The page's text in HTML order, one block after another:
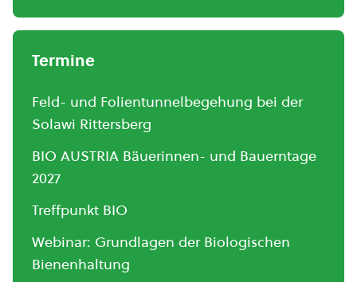
Termine
Feld- und Folientunnelbegehung bei der
Solawi Rittersberg
BIO AUSTRIA Bäuerinnen- und Bauerntage
2027
Treffpunkt BIO
Webinar: Grundlagen der Biologischen
Bienenhaltung